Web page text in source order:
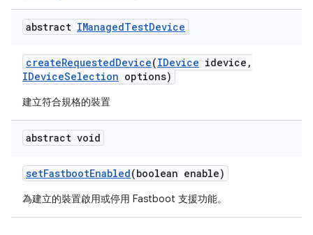
abstract IManagedTestDevice
createRequestedDevice(IDevice idevice ,
IDeviceSelection options)
建立符合規格的裝置
abstract void
setFastbootEnabled(boolean enable)
為建立的裝置啟用或停用 Fastboot 支援功能。